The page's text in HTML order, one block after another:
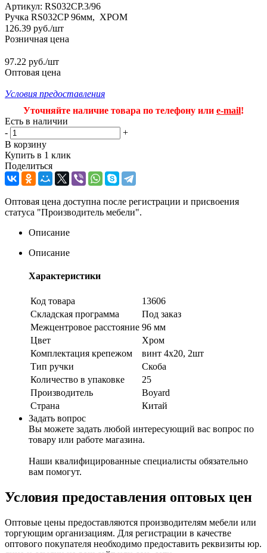
Артикул: RS032CP.3/96
Ручка RS032CP 96мм, ХРОМ
126.39 руб./шт
Розничная цена
97.22 руб./шт
Оптовая цена
Условия предоставления
Уточняйте наличие товара по телефону или e-mail!
Есть в наличии
-
+
В корзину
Купить в 1 клик
Поделиться
Оптовая цена доступна после регистрации и присвоения
статуса "Производитель мебели".
Описание
Описание
Характеристики
Код товара
13606
Складская программа
Под заказ
Межцентровое расстояние 96 мм
Цвет
Хром
Комплектация крепежом
винт 4х20, 2шт
Тип ручки
Скоба
Количество в упаковке
25
Производитель
Boyard
Страна
Китай
Задать вопрос
Вы можете задать любой интересующий вас вопрос по
товару или работе магазина.
Наши квалифицированные специалисты обязательно
вам помогут.
Условия предоставления оптовых цен
Оптовые цены предоставляются производителям мебели или
торгующим организациям. Для регистрации в качестве
оптового покупателя необходимо предоставить реквизиты юр.